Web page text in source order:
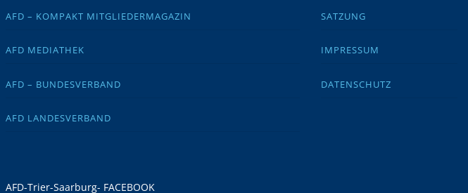
AFD – KOMPAKT MITGLIEDERMAGAZIN
AFD MEDIATHEK
AFD – BUNDESVERBAND
AFD LANDESVERBAND
AFD-Trier-Saarburg- FACEBOOK
SATZUNG
IMPRESSUM
DATENSCHUTZ